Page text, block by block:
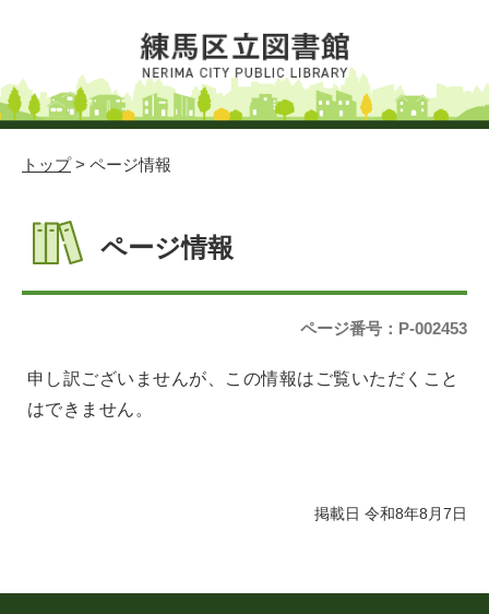
トップ> ページ情報
ページ情報
ページ番号：P-002453
申し訳ございませんが、この情報はご覧いただくこと
はできません。
掲載日 令和8年8月7日